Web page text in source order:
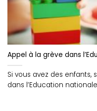
Appel à la grève dans
Si vous avez des enfants,
dans l’Education